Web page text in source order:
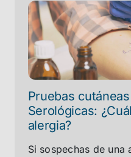
Pruebas
Serológicas:
alergia?
Si sospechas de